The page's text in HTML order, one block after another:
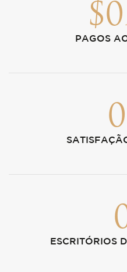
PAGOS
$0
0
ESCRITÓRIOS